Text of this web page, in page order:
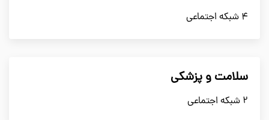
4 شبکه اجتماعی
سلامت و پزشکی
2 شبکه اجتماعی